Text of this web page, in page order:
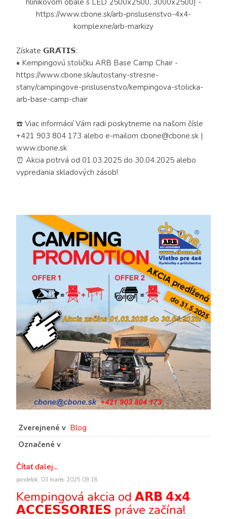
hliníkovom obale s LED 2500x2500, 3000x2500) -
https://www.cbone.sk/arb-prislusenstvo-4x4-
komplexne/arb-markizy
Získate 𝗚𝗥𝗔́𝗧𝗜𝗦:
• Kempingovú stoličku ARB Base Camp Chair -
https://www.cbone.sk/autostany-stresne-
stany/campingove-prislusenstvo/kempingova-stolicka-
arb-base-camp-chair
☎️ Viac informácií Vám radi poskytneme na našom čísle
+421 903 804 173 alebo e-mailom cbone@cbone.sk |
www.cbone.sk
⏰ Akcia potrvá od 01.03.2025 do 30.04.2025 alebo
vypredania skladových zásob!
Zverejnené v Blog
Označené v
Čítať ďalej...
pondelok, 03 marec 2025 09:18
Kempingová akcia od 𝗔𝗥𝗕 𝟰𝘅𝟰
𝗔𝗖𝗖𝗘𝗦𝗦𝗢𝗥𝗜𝗘𝗦 práve začína!